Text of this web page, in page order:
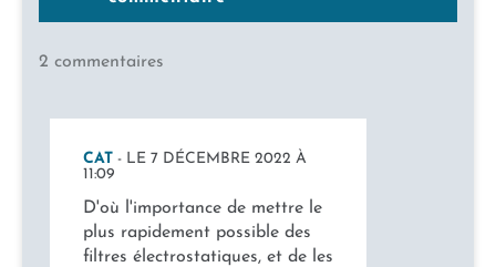
2 commentaires
CAT - LE 7 DÉCEMBRE 2022 À
11:09
D'où l'importance de mettre le
plus rapidement possible des
filtres électrostatiques, et de les